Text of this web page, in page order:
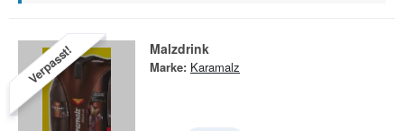
Verpasst! Malzdrink
Marke: Karamalz